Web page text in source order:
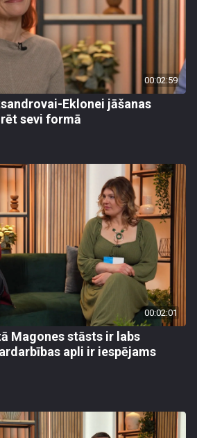
00:02:59
Eklonei jāšanas
sevi formā
00:02:01
Magones stāsts ir labs
apli ir iespējams